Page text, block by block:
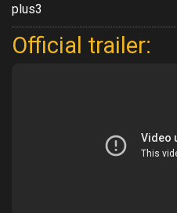
plus3
Official trailer: